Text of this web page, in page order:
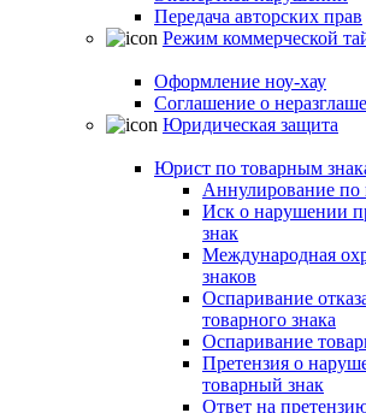
Передача авторских прав
Режим коммерческой
Оформление ноу-хау
Соглашение о
Юридическая защита
Юрист по товарным
Аннулирование по
Иск о нарушении
знак
Международная
знаков
Оспаривание
товарного знака
Оспаривание
Претензия о
товарный знак
Ответ на